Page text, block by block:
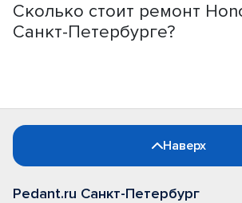
Сколько стоит ремонт
Санкт-Петербурге?
Наверх
Pedant.ru Санкт-Петербург